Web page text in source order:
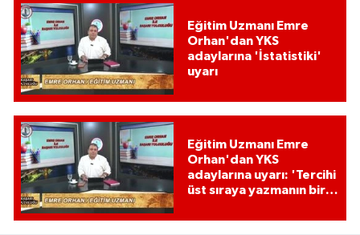
Eğitim Uzmanı Emre
Orhan'dan YKS
adaylarına 'İstatistiki'
uyarı
Eğitim Uzmanı Emre
Orhan'dan YKS
adaylarına uyarı: 'Tercihi
üst sıraya yazmanın bir